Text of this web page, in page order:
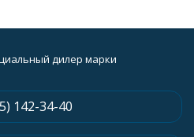
дилер марки
142-34-40